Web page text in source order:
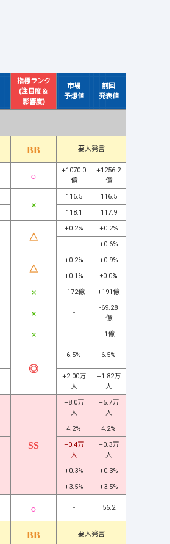
指標ランク
(注目度＆
影響度)
市場
予想値
前回
発表値
要人発言
+1070.0
億
+1256.2
億
116.5
116.5
118.1 117.9
+0.2%
+0.2%
-
+0.6%
+0.2%
+0.9%
+0.1%
±0.0%
+172億 +191億
-
-69.28
億
- -1億
6.5% 6.5%
+2.00万
人
+1.82万
人
+8.0万
人
+5.7万
人
4.2% 4.2%
+0.4万
人
+0.3万
人
+0.3%
+0.3%
+3.5%
+3.5%
- 56.2
要人発言